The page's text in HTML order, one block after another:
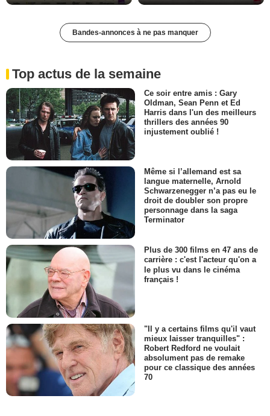
Bandes-annonces à ne pas manquer
Top actus de la semaine
Ce soir entre amis : Gary
Oldman, Sean Penn et Ed
Harris dans l'un des meilleurs
thrillers des années 90
injustement oublié !
Même si l’allemand est sa
langue maternelle, Arnold
Schwarzenegger n’a pas eu le
droit de doubler son propre
personnage dans la saga
Terminator
Plus de 300 films en 47 ans de
carrière : c'est l'acteur qu'on a
le plus vu dans le cinéma
français !
"Il y a certains films qu'il vaut
mieux laisser tranquilles" :
Robert Redford ne voulait
absolument pas de remake
pour ce classique des années
70